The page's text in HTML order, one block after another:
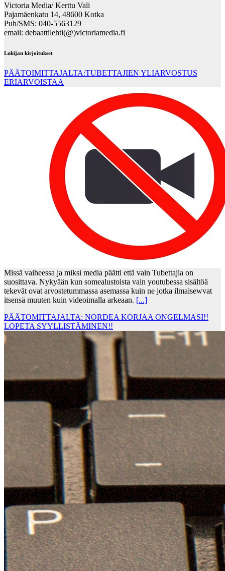
Victoria Media/ Kerttu Vali
Pajamäenkatu 14, 48600 Kotka
Puh/SMS: 040-5563129
email: debaattilehti(@)victoriamedia.fi
Lukijan kirjoitukset
PÄÄTOIMITTAJALTA:TUBETTAJIEN YLIARVOSTUS
ERIARVOISTAA
Missä vaiheessa ja miksi media päätti että vain Tubettajia on
suosittava. Nykyään kun somealustoista vain youtubessa sisältöä
tekevät ovat arvostetummassa asemassa kuin ne jotka ilmaisewvat
itsensä muuten kuin videoimalla arkeaan. [...]
PÄÄTOMITTAJALTA: NORDEA KORJAA ONGELMASI!!
LOPETA SYYLLISTÄMINEN!!